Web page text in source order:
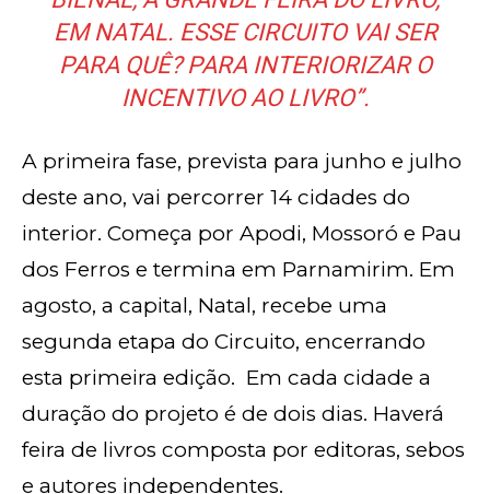
EM NATAL. ESSE CIRCUITO VAI SER
PARA QUÊ? PARA INTERIORIZAR O
INCENTIVO AO LIVRO”.
A primeira fase, prevista para junho e julho
deste ano, vai percorrer 14 cidades do
interior. Começa por Apodi, Mossoró e Pau
dos Ferros e termina em Parnamirim. Em
agosto, a capital, Natal, recebe uma
segunda etapa do Circuito, encerrando
esta primeira edição. Em cada cidade a
duração do projeto é de dois dias. Haverá
feira de livros composta por editoras, sebos
e autores independentes.